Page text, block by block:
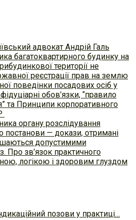
адвокат Андрій Галь
багатоквартирного будинку на
території не
реєстрації прав на землю
поведінки посадових осіб у
обов’язки, “правило
та Принципи корпоративного
органу розслідування
постанови — докази, отримані
допустимими
Про зв’язок практичного
логікою і здоровим глуздом
позови у практиці…